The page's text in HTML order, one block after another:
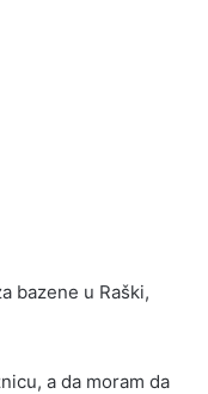
bazene u Raški,
a da moram da